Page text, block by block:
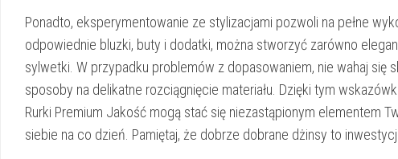
Ponadto, eksperymentowanie ze stylizacjami pozwoli na pełne
odpowiednie bluzki, buty i dodatki, można stworzyć zarówno
sylwetki. W przypadku problemów z dopasowaniem, nie wahaj się
sposoby na delikatne rozciągnięcie materiału. Dzięki tym
Rurki Premium Jakość mogą stać się niezastąpionym elementem
siebie na co dzień. Pamiętaj, że dobrze dobrane dżinsy to